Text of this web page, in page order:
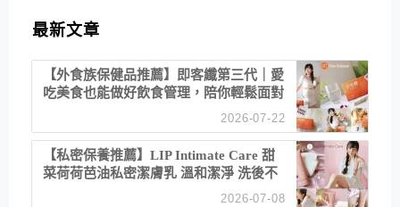
最新文章
【外食族保健品推薦】即客纖第三代｜愛
吃美食也能做好飲食管理，陪你輕鬆面對
2026-07-22
【私密保養推薦】LIP Intimate Care 甜
菜荷荷芭油私密潔膚乳 溫和潔淨 洗後不
2026-07-08